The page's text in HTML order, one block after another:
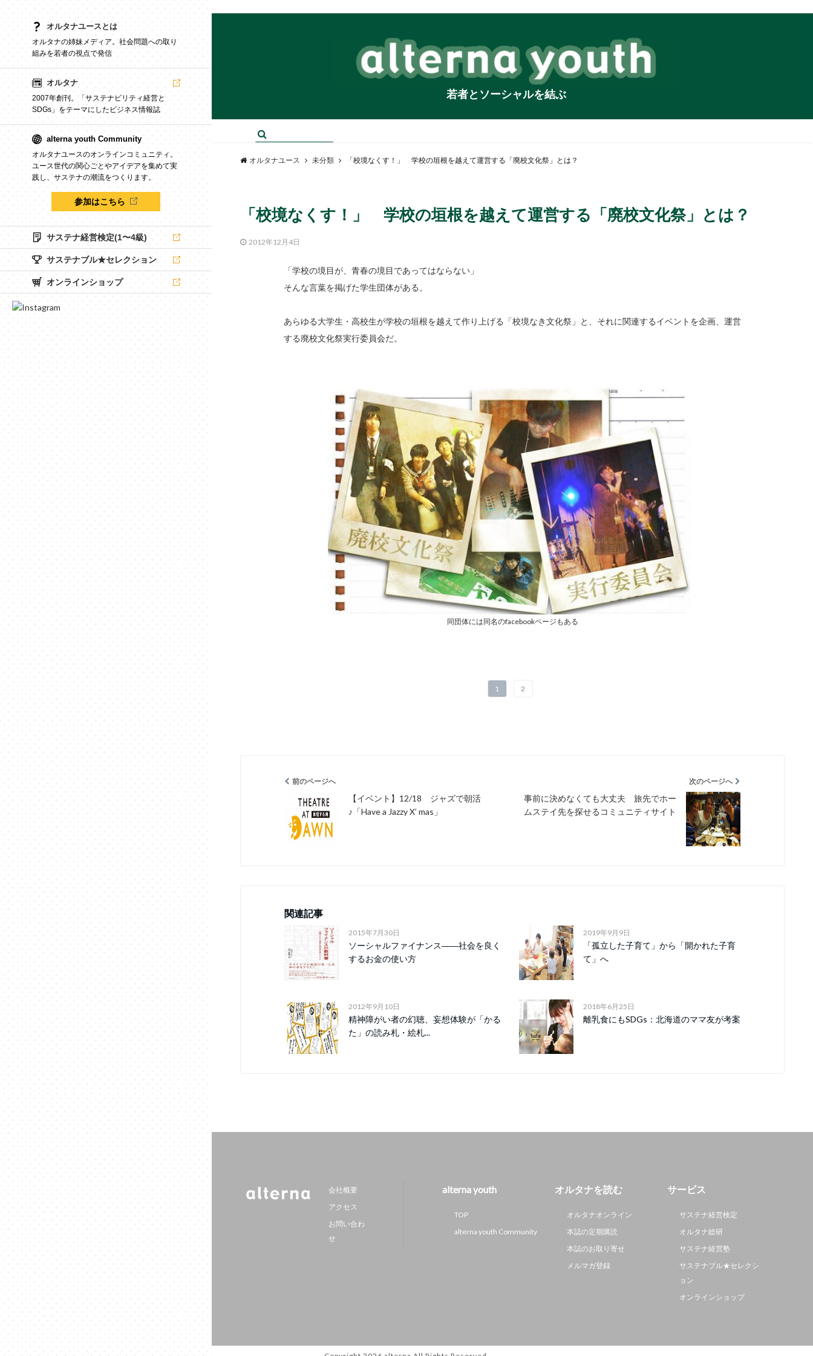
オルタナユースとは
オルタナの姉妹メディア。社会問題への取り
組みを若者の視点で発信
オルタナ
2007年創刊。「サステナビリティ経営と
SDGs」をテーマにしたビジネス情報誌
alterna youth Community
オルタナユースのオンラインコミュニティ。
ユース世代の関心ごとやアイデアを集めて実
践し、サステナの潮流をつくります。
参加はこちら
サステナ経営検定(1〜4級)
サステナブル★セレクション
オンラインショップ
若者とソーシャルを結ぶ
オルタナユース 未分類 「校境なくす！」 学校の垣根を越えて運営する「廃校文化祭」とは？
「校境なくす！」 学校の垣根を越えて運営する「廃校文化祭」とは？
2012年12月4日
「学校の境目が、青春の境目であってはならない」
そんな言葉を掲げた学生団体がある。
あらゆる大学生・高校生が学校の垣根を越えて作り上げる「校境なき文化祭」と、それに関連するイベントを企画、運営
する廃校文化祭実行委員会だ。
同団体には同名のfacebookページもある
1 2
前のページへ
【イベント】12/18 ジャズで朝活
♪「Have a Jazzy X’ mas」
次のページへ
事前に決めなくても大丈夫 旅先でホー
ムステイ先を探せるコミュニティサイト
関連記事
2015年7月30日
ソーシャルファイナンス――社会を良く
するお金の使い方
2019年9月9日
「孤立した子育て」から「開かれた子育
て」へ
2012年9月10日
精神障がい者の幻聴、妄想体験が「かる
た」の読み札・絵札...
2018年6月25日
離乳食にもSDGs：北海道のママ友が考案
会社概要
アクセス
お問い合わ
せ
alterna youth
TOP
alterna youth Community
オルタナを読む
オルタナオンライン
本誌の定期購読
本誌のお取り寄せ
メルマガ登録
サービス
サステナ経営検定
オルタナ総研
サステナ経営塾
サステナブル★セレクシ
ョン
オンラインショップ